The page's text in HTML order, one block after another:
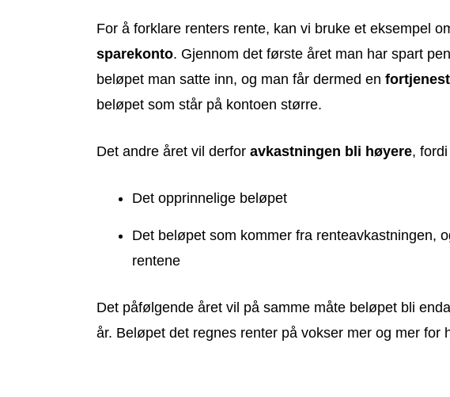
For å forklare renters rente, kan vi bruke et eksempel
sparekonto. Gjennom det første året man har spart
beløpet man satte inn, og man får dermed en
beløpet som står på kontoen større.
Det andre året vil derfor avkastningen bli høyere,
Det opprinnelige beløpet
Det beløpet som kommer fra renteavkastningen,
rentene
Det påfølgende året vil på samme måte beløpet bli
år. Beløpet det regnes renter på vokser mer og mer for